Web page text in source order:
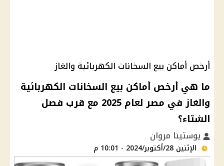
أرخص أماكن بيع السخانات الكهربائية والغاز
ما هي أرخص أماكن بيع السخانات الكهربائية
والغاز في مصر لعام 2025 مع قرب فصل
الشتاء؟
يوستينا مروان
الإثنين 28/أكتوبر/2024 - 10:01 م